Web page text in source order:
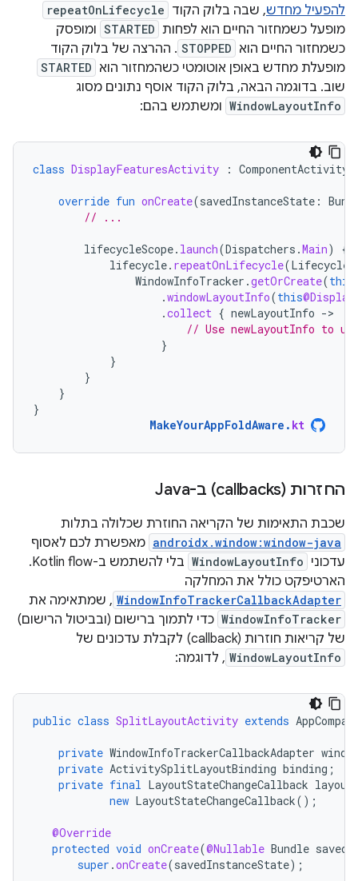
להפעיל מחדש, שבה בלוק הקוד repeatOnLifecycle
מופעל כשמחזור החיים הוא לפחות STARTED ומופסק
כשמחזור החיים הוא STOPPED . ההרצה של בלוק הקוד
מופעלת מחדש באופן אוטומטי כשהמחזור הוא STARTED
שוב. בדוגמה הבאה, בלוק הקוד אוסף נתונים מסוג
WindowLayoutInfo ומשתמש בהם:
class DisplayFeaturesActivity : ComponentActivity
override fun onCreate(savedInstanceState :
// ...
lifecycleScope. launch(Dispatchers .Main)
{
lifecycle. repeatOnLifecycle(Lifecycle
WindowInfoTracker .getOrCreate(this
.windowLayoutInfo(this
.collect { newLayoutInfo -
// Use newLayoutInfo to
}
}
}
}
}
MakeYourAppFoldAware . kt
החזרות (callbacks) ב-Java
שכבת התאימות של הקריאה החוזרת שכלולה בתלות
androidx.window:window-java מאפשרת לכם לאסוף
עדכוני WindowLayoutInfo
בלי להשתמש ב-Kotlin flow.
הארטיפקט כולל את המחלקה
WindowInfoTrackerCallbackAdapter , שמתאימה את
WindowInfoTracker כדי לתמוך ברישום (ובביטול הרישום)
של קריאות חוזרות (callback) לקבלת עדכונים של
WindowLayoutInfo , לדוגמה:
public class SplitLayoutActivity extends
private WindowInfoTrackerCallbackAdapter
private ActivitySplitLayoutBinding binding ;
private final LayoutStateChangeCallback
new LayoutStateChangeCallback();
@Override
protected void onCreate(@Nullable Bundle
super .onCreate(savedInstanceState);